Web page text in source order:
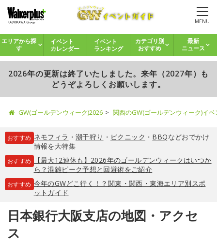
MENU
エリアから探
す
イベント
カレンダー
イベント
ランキング
カテゴリ別
おすすめ
最新
ニュース
2026年の更新は終了いたしました。来年（2027年）も
どうぞよろしくお願いします。
GW(ゴールデンウィーク)2026 関西のGW(ゴールデンウィーク)イ
おすすめ ネモフィラ ・ 潮干狩り ・ ピクニック ・ BBQなどおでかけ
情報を大特集
おすすめ
【最大12連休も】2026年のゴールデンウィークはいつか
ら？混雑ピーク予想と回避術をご紹介
おすすめ 今年のGWどこ行く！？関東・関西・東海エリア別スポ
ットガイド
日本銀行大阪支店の地図・アクセ
ス